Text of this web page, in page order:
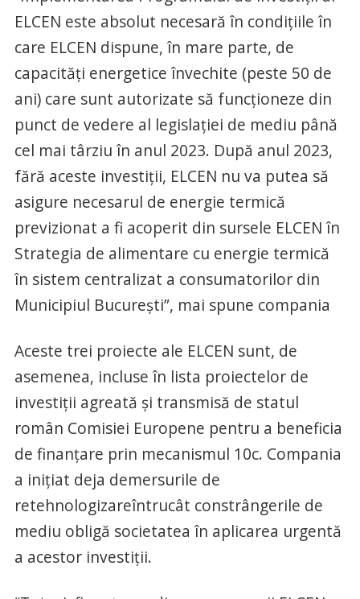
ELCEN este absolut necesară în condițiile în
care ELCEN dispune, în mare parte, de
capacități energetice învechite (peste 50 de
ani) care sunt autorizate să funcționeze din
punct de vedere al legislației de mediu până
cel mai târziu în anul 2023. După anul 2023,
fără aceste investiții, ELCEN nu va putea să
asigure necesarul de energie termică
previzionat a fi acoperit din sursele ELCEN în
Strategia de alimentare cu energie termică
în sistem centralizat a consumatorilor din
Municipiul București”, mai spune compania
Aceste trei proiecte ale ELCEN sunt, de
asemenea, incluse în lista proiectelor de
investiții agreată și transmisă de statul
român Comisiei Europene pentru a beneficia
de finanțare prin mecanismul 10c. Compania
a inițiat deja demersurile de
retehnologizareîntrucât constrângerile de
mediu obligă societatea în aplicarea urgentă
a acestor investiții.